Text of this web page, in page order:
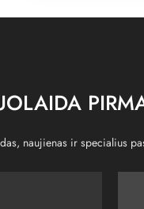
naujienas ir specialius